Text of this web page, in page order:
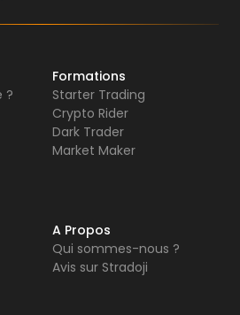
?
Formations
Starter Trading
Crypto Rider
Dark Trader
Market Maker
A Propos
Qui sommes-nous ?
Avis sur Stradoji